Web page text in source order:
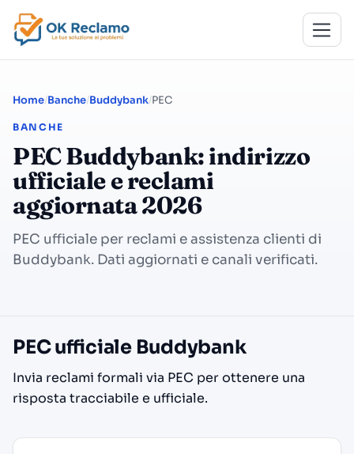
Home Banche Buddybank PEC
BANCHE
PEC Buddybank: indirizzo
ufficiale e reclami
aggiornata 2026
PEC ufficiale per reclami e assistenza clienti di
Buddybank. Dati aggiornati e canali verificati.
PEC ufficiale Buddybank
Invia reclami formali via PEC per ottenere una
risposta tracciabile e ufficiale.